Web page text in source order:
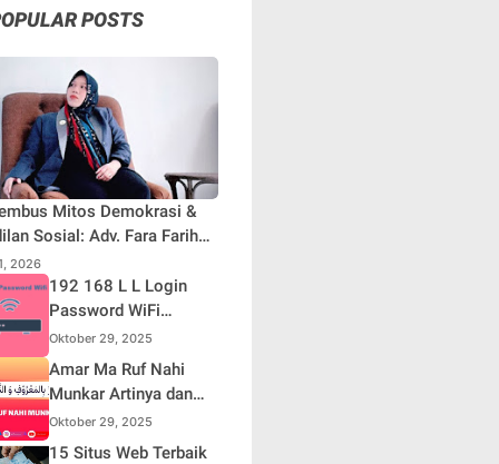
POSTS
Mitos Demokrasi &
Sosial: Adv. Fara Fariha
Soroti Distorsi Simpati
dan Aksi Main Hakim
2026
192 168 L L Login
Password WiFi
Indihome Terbaru
2025
Oktober 29, 2025
Amar Ma Ruf Nahi
Munkar Artinya dan
Maknanya dalam
Islam
Oktober 29, 2025
15 Situs Web Terbaik